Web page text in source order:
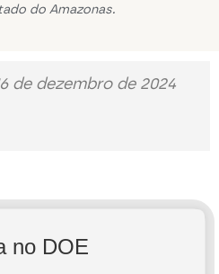
do Amazonas.
de dezembro de 2024
no DOE